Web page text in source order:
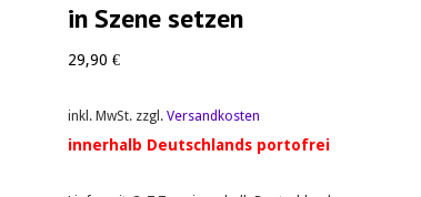
in Szene setzen
29,90€
inkl. MwSt. zzgl.Versandkosten
innerhalb Deutschlands portofrei